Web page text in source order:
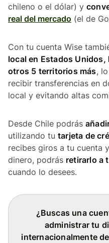
chileno o el dólar) y
real del mercado (el de
Con tu cuenta Wise
local en Estados
otros 5 territorios más,
recibir transferencias en
local y evitando altas
Desde Chile podrás
utilizando tu tarjeta de
recibes giros a tu cuenta
dinero, podrás retirarlo a
cuando lo desees.
¿Buscas una
administrar tu
internacionalmente